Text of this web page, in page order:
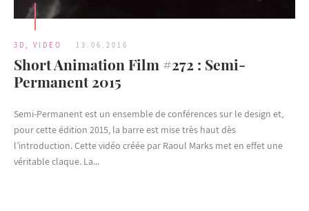
3D , VIDEO 13.06.2016
Short Animation Film #272 : Semi-
Permanent 2015
Semi-Permanent est un ensemble de conférences sur le design et,
pour cette édition 2015, la barre est mise très haut dès
l’introduction. Cette vidéo créée par Raoul Marks met en effet une
véritable claque. La...